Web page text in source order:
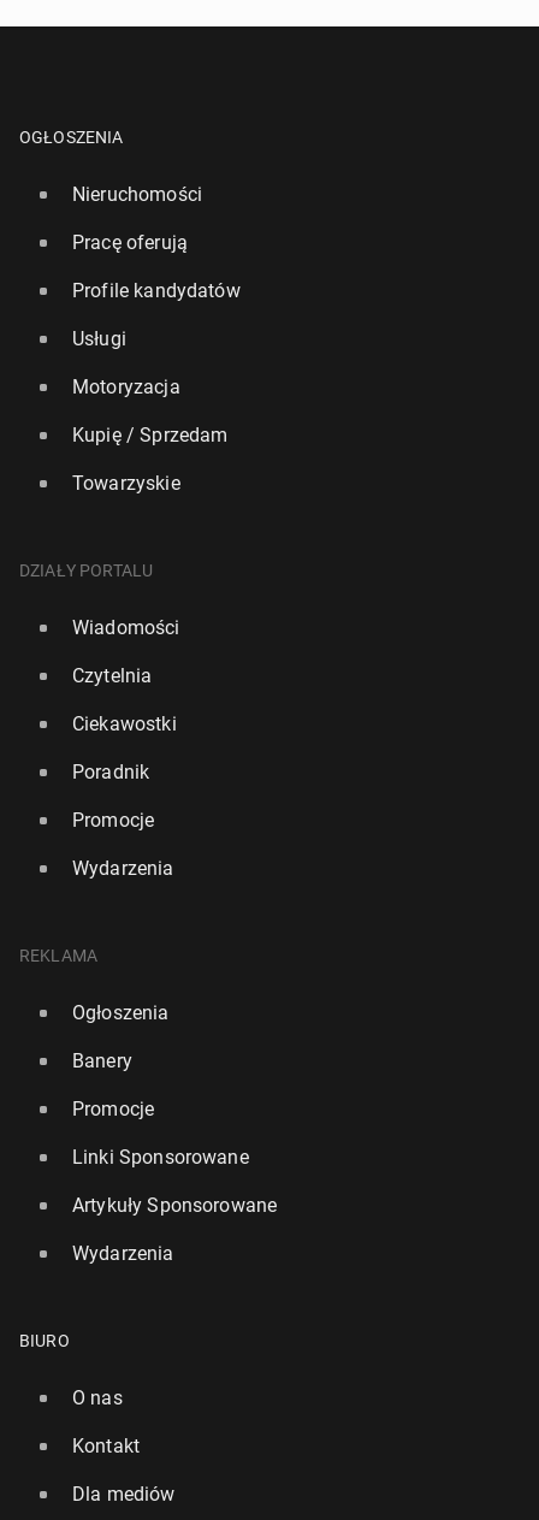
OGŁOSZENIA
Nieruchomości
Pracę oferują
Profile kandydatów
Usługi
Motoryzacja
Kupię / Sprzedam
Towarzyskie
DZIAŁY PORTALU
Wiadomości
Czytelnia
Ciekawostki
Poradnik
Promocje
Wydarzenia
REKLAMA
Ogłoszenia
Banery
Promocje
Linki Sponsorowane
Artykuły Sponsorowane
Wydarzenia
BIURO
O nas
Kontakt
Dla mediów